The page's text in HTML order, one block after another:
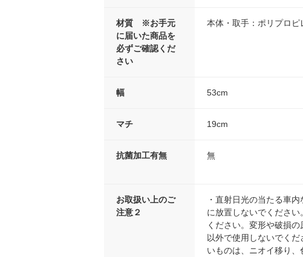
材質 ※お手元
に届いた商品を
必ずご確認くだ
さい
本体・取手：ポリプロピ
幅 53cm
マチ 19cm
抗菌加工有無 無
お取扱い上のご
注意２
・直射日光の当たる車
に放置しないでくださ
ください。変形や破損
以外で使用しないでく
いものは、ニオイ移り、